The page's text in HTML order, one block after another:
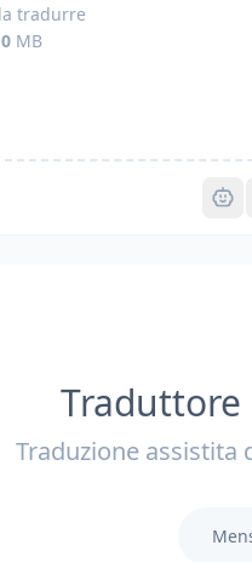
tradurre
MB
Traduzione